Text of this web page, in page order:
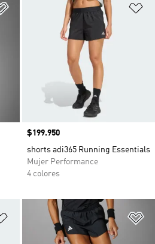
Añadir a la lista de deseos
Precio
$199.950
shorts adi365 Running Essentials
Mujer Performance
4 colores
Añadir a la lista de deseos